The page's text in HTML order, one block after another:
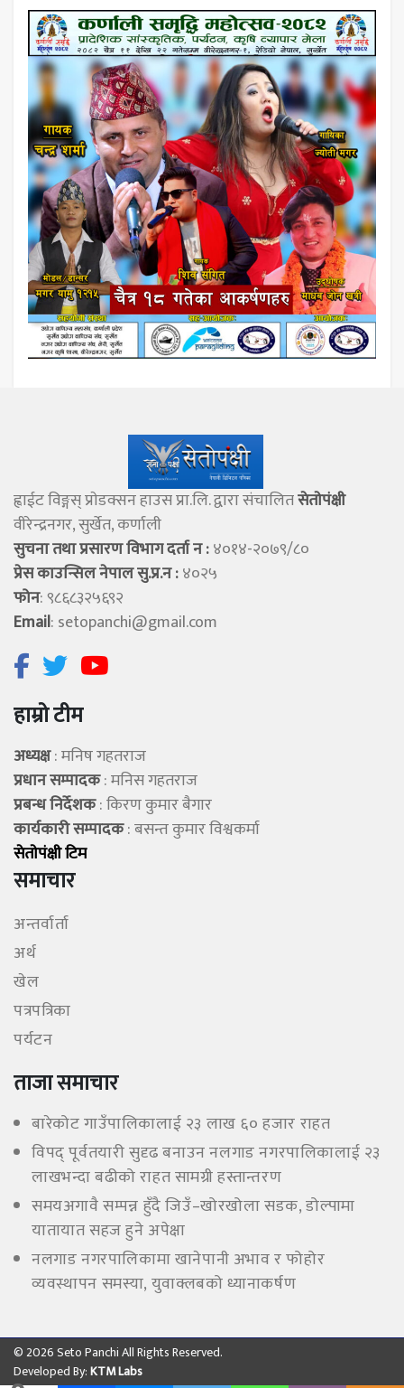
ह्वाईट विङ्गस् प्राेडक्सन हाउस प्रा.लि. द्वारा संचालितसेताेपंक्षी
वीरेन्द्रनगर, सुर्खेत, कर्णाली
सुचना तथा प्रसारण विभाग दर्ता न :४०१४-२०७९/८०
प्रेस काउन्सिल नेपाल सु.प्र.न :४०२५
फोन: ९८६८३२५६९२
Email: setopanchi@gmail.com
हाम्रो टीम
अध्यक्ष: मनिष गहतराज
प्रधान सम्पादक: मनिस गहतराज
प्रबन्ध निर्देशक: किरण कुमार बैगार
कार्यकारी सम्पादक: बसन्त कुमार विश्वकर्मा
सेताेपंक्षी टिम
समाचार
अन्तर्वार्ता
अर्थ
खेल
पत्रपत्रिका
पर्यटन
ताजा समाचार
बारेकोट गाउँपालिकालाई २३ लाख ६० हजार राहत
विपद् पूर्वतयारी सुदृढ बनाउन नलगाड नगरपालिकालाई २३
लाखभन्दा बढीको राहत सामग्री हस्तान्तरण
समयअगावै सम्पन्न हुँदै जिउँ–खोरखोला सडक, डोल्पामा
यातायात सहज हुने अपेक्षा
नलगाड नगरपालिकामा खानेपानी अभाव र फोहोर
व्यवस्थापन समस्या, युवाक्लबको ध्यानाकर्षण
© 2026 Seto Panchi All Rights Reserved.
Developed By:KTM Labs